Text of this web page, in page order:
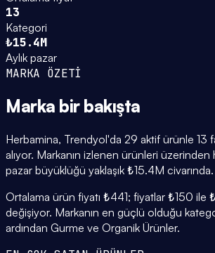
13
Kategori
₺15.4M
Aylık pazar
MARKA ÖZETİ
Marka bir bakışta
Herbamina, Trendyol'da 29 aktif ürünle 13
alıyor. Markanın izlenen ürünleri üzerinden
pazar büyüklüğü yaklaşık ₺15.4M civarında.
Ortalama ürün fiyatı ₺441; fiyatlar ₺150 ile
değişiyor. Markanın en güçlü olduğu
ardından Gurme ve Organik Ürünler.